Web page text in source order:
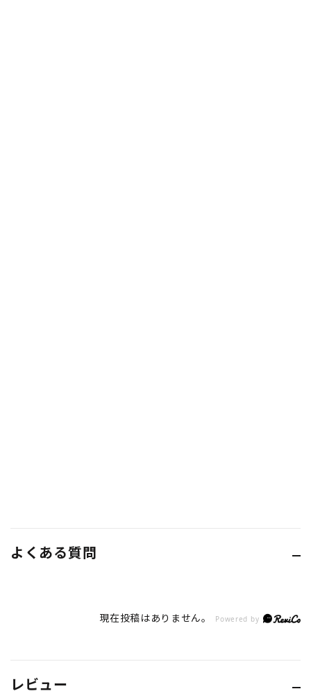
よくある質問
Powered by
現在投稿はありません。
レビュー